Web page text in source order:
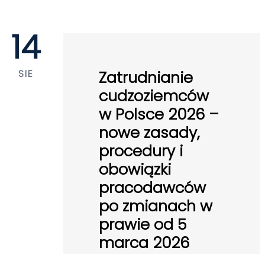
14
SIE
Zatrudnianie
cudzoziemców
w Polsce 2026 –
nowe zasady,
procedury i
obowiązki
pracodawców
po zmianach w
prawie od 5
marca 2026